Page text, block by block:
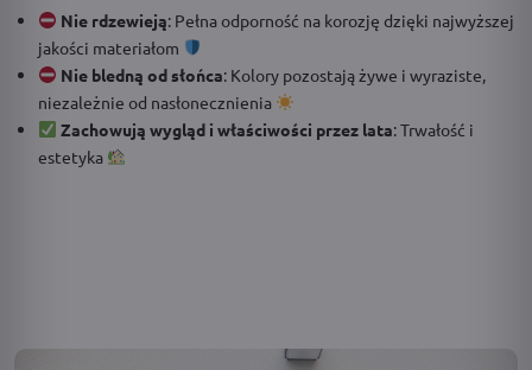
Nie rdzewieją: Pełna odporność na korozję dzięki najwyższej
jakości materiałom
Nie bledną od słońca: Kolory pozostają żywe i wyraziste,
niezależnie od nasłonecznienia
Zachowują wygląd i właściwości przez lata: Trwałość i
estetyka